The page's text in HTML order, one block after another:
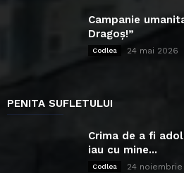
Campanie
Dragoș!”
Codlea 24 mai 2026
PENITA SUFLETULUI
Crima de a fi
iau cu mine...
Codlea 24